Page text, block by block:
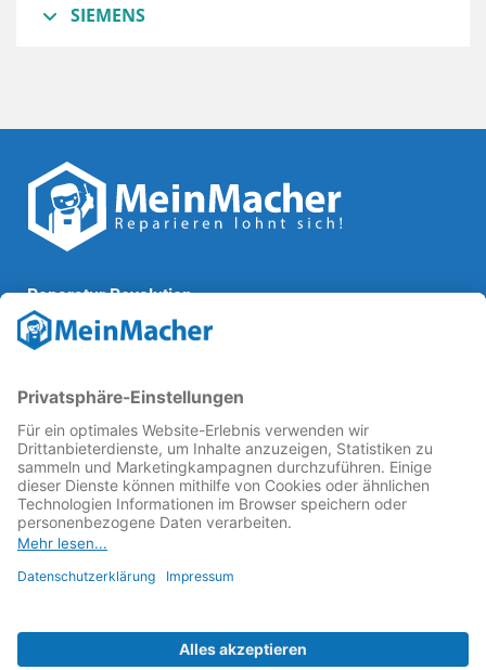
SIEMENS
Reparatur Revolution
MeinMacher ist eine Marke der
kämpft als Gründungsmitglied des
Reparaturbedingungen: Für Produkte, die sich gut
reparieren lassen, für günstigere Ersatzteile und den
Erhalt der reparierenden Betriebe und des Reparatur-
Know-hows in Deutschland.
Weitere Informationen
Fachhändler finden
Über uns